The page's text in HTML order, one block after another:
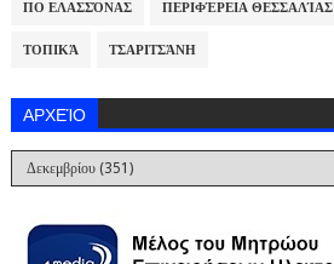
ΠΟ ΕΛΑΣΣΌΝΑΣ ΠΕΡΙΦΈΡΕΙΑ ΘΕΣΣΑΛΊΑΣ
ΤΟΠΙΚΆ ΤΣΑΡΙΤΣΆΝΗ
ΑΡΧΕΊΟ